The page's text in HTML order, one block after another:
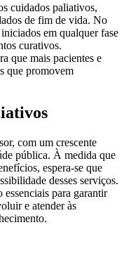
cuidados paliativos,
de fim de vida. No
em qualquer fase
curativos.
que mais pacientes e
que promovem
com um crescente
pública. À medida que
espera-se que
desses serviços.
essenciais para garantir
e atender às